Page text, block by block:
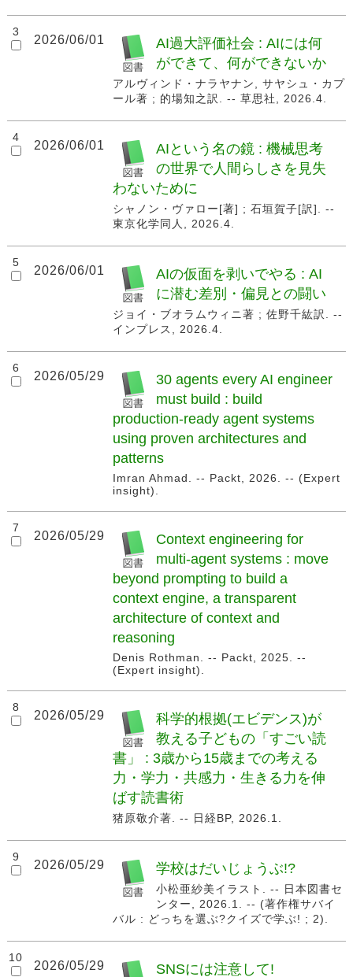
3
2026/06/01
AI過大評価社会 : AIには何
ができて、何ができないか
アルヴィンド・ナラヤナン, サヤシュ・カプ
ール著 ; 的場知之訳. -- 草思社, 2026.4.
4
2026/06/01
AIという名の鏡 : 機械思考
の世界で人間らしさを見失
わないために
シャノン・ヴァロー[著] ; 石垣賀子[訳]. --
東京化学同人, 2026.4.
5
2026/06/01
AIの仮面を剥いでやる : AI
に潜む差別・偏見との闘い
ジョイ・ブオラムウィニ著 ; 佐野千紘訳. --
インプレス, 2026.4.
6
2026/05/29
30 agents every AI engineer
must build : build
production-ready agent systems
using proven architectures and
patterns
Imran Ahmad. -- Packt, 2026. -- (Expert
insight).
7
2026/05/29
Context engineering for
multi-agent systems : move
beyond prompting to build a
context engine, a transparent
architecture of context and
reasoning
Denis Rothman. -- Packt, 2025. --
(Expert insight).
8
2026/05/29
科学的根拠(エビデンス)が
教える子どもの「すごい読
書」 : 3歳から15歳までの考える
力・学力・共感力・生きる力を伸
ばす読書術
猪原敬介著. -- 日経BP, 2026.1.
9
2026/05/29 学校はだいじょうぶ!?
小松亜紗美イラスト. -- 日本図書セ
ンター, 2026.1. -- (著作権サバイ
バル : どっちを選ぶ?クイズで学ぶ! ; 2).
10
2026/05/29 SNSには注意して!